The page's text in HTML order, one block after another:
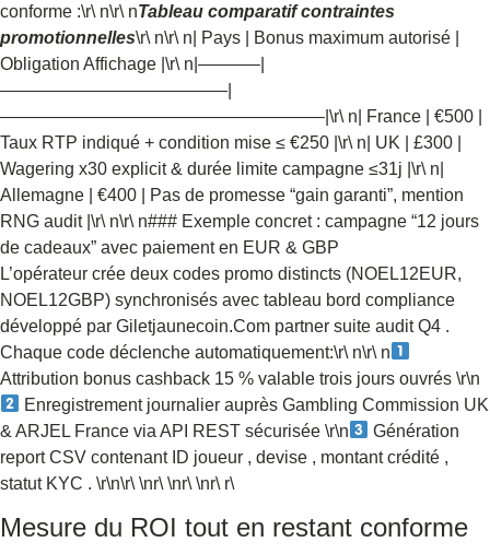
conforme :\r\ n\r\ nTableau comparatif contraintes
promotionnelles\r\ n\r\ n| Pays | Bonus maximum autorisé |
Obligation Affichage |\r\ n|———–|
—————————————|
——————————————————–|\r\ n| France | €500 |
Taux RTP indiqué + condition mise ≤ €250 |\r\ n| UK | £300 |
Wagering x30 explicit & durée limite campagne ≤31j |\r\ n|
Allemagne | €400 | Pas de promesse “gain garanti”, mention
RNG audit |\r\ n\r\ n### Exemple concret : campagne “12 jours
de cadeaux” avec paiement en EUR & GBP
L’opérateur crée deux codes promo distincts (NOEL12EUR,
NOEL12GBP) synchronisés avec tableau bord compliance
développé par Giletjaunecoin.Com partner suite audit Q4 .
Chaque code déclenche automatiquement:\r\ n\r\ n
Attribution bonus cashback 15 % valable trois jours ouvrés \r\n
Enregistrement journalier auprès Gambling Commission UK
& ARJEL France via API REST sécurisée \r\n
Génération
report CSV contenant ID joueur , devise , montant crédité ,
statut KYC . \r\n\r\ \nr\ \nr\ \nr\ r\
Mesure du ROI tout en restant conforme